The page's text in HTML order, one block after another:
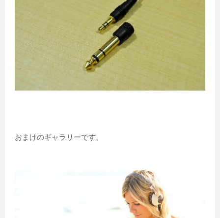
おまけのギャラリーです。